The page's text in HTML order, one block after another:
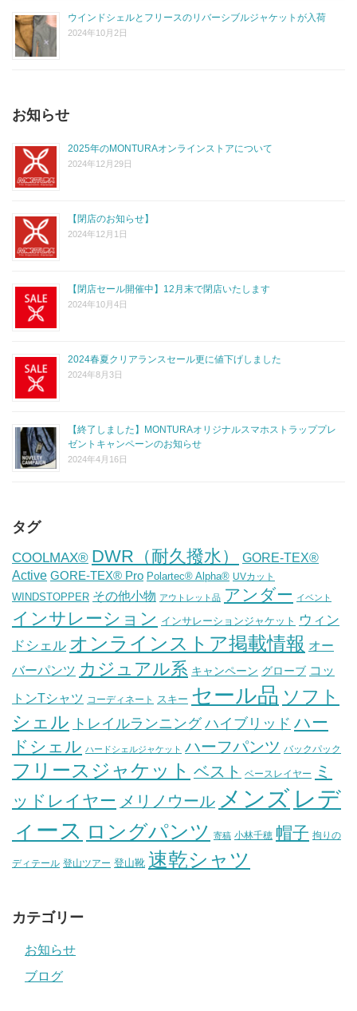
ウインドシェルとフリースのリバーシブルジャケットが入荷
2024年10月2日
お知らせ
2025年のMONTURAオンラインストアについて
2024年12月29日
【閉店のお知らせ】
2024年12月1日
【閉店セール開催中】12月末で閉店いたします
2024年10月4日
2024春夏クリアランスセール更に値下げしました
2024年8月3日
【終了しました】MONTURAオリジナルスマホストラッププレ
ゼントキャンペーンのお知らせ
2024年4月16日
タグ
COOLMAX® DWR（耐久撥水）
GORE-TEX®
Active GORE-TEX® Pro Polartec® Alpha® UVカット
WINDSTOPPER その他小物 アウトレット品 アンダー イベント
インサレーション インサレーションジャケット ウィン
ドシェル オンラインストア掲載情報 オー
バーパンツ カジュアル系 キャンペーン グローブ コッ
トンTシャツ コーディネート スキー セール品 ソフト
シェル トレイルランニング ハイブリッド ハー
ドシェル ハードシェルジャケット ハーフパンツ バックパック
フリースジャケット ベスト ベースレイヤー
ミ
ッドレイヤー メリノウール メンズ レデ
ィース ロングパンツ 寄稿 小林千穂 帽子 拘りの
ディテール 登山ツアー 登山靴 速乾シャツ
カテゴリー
お知らせ
ブログ